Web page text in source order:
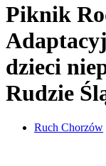
Piknik
dzieci
Rudzie
Ruch Chorzów